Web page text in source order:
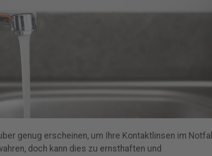
genug erscheinen, um Ihre Kontaktlinsen im Notfall
doch kann dies zu ernsthaften und